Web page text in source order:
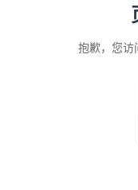
抱歉，您访